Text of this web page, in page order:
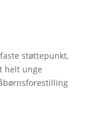
støttepunkt,
helt unge